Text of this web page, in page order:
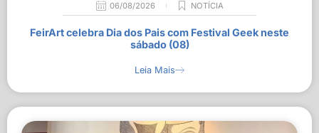
06/08/2026 NOTÍCIA
FeirArt celebra Dia dos Pais com Festival Geek neste
sábado (08)
Leia Mais